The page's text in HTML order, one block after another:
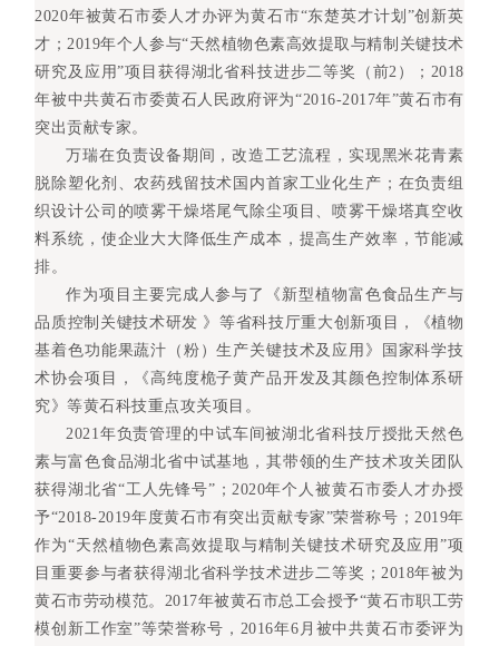
2020年被黄石市委人才办评为黄石市“东楚英才计划”创新英
才；2019年个人参与“天然植物色素高效提取与精制关键技术
研究及应用”项目获得湖北省科技进步二等奖（前2）；2018
年被中共黄石市委黄石人民政府评为“2016-2017年”黄石市有
突出贡献专家。
万瑞在负责设备期间，改造工艺流程，实现黑米花青素
脱除塑化剂、农药残留技术国内首家工业化生产；在负责组
织设计公司的喷雾干燥塔尾气除尘项目、喷雾干燥塔真空收
料系统，使企业大大降低生产成本，提高生产效率，节能减
排。
作为项目主要完成人参与了《新型植物富色食品生产与
品质控制关键技术研发 》等省科技厅重大创新项目，《植物
基着色功能果蔬汁（粉）生产关键技术及应用》国家科学技
术协会项目，《高纯度桅子黄产品开发及其颜色控制体系研
究》等黄石科技重点攻关项目。
2021年负责管理的中试车间被湖北省科技厅授批天然色
素与富色食品湖北省中试基地，其带领的生产技术攻关团队
获得湖北省“工人先锋号”；2020年个人被黄石市委人才办授
予“2018-2019年度黄石市有突出贡献专家”荣誉称号；2019年
作为“天然植物色素高效提取与精制关键技术研究及应用”项
目重要参与者获得湖北省科学技术进步二等奖；2018年被为
黄石市劳动模范。2017年被黄石市总工会授予“黄石市职工劳
模创新工作室”等荣誉称号，2016年6月被中共黄石市委评为